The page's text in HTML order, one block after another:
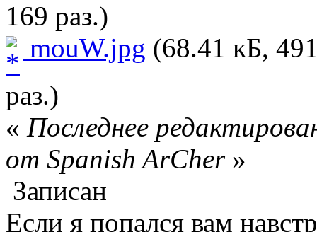
169 раз.)
mouW.jpg (68.41 кБ,
раз.)
« Последнее
от Spanish ArCher»
Записан
Если я попался вам